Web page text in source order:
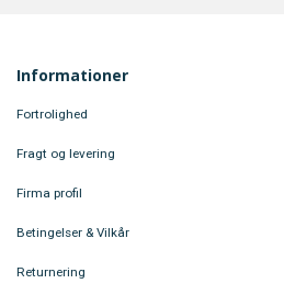
Informationer
Fortrolighed
Fragt og levering
Firma profil
Betingelser & Vilkår
Returnering